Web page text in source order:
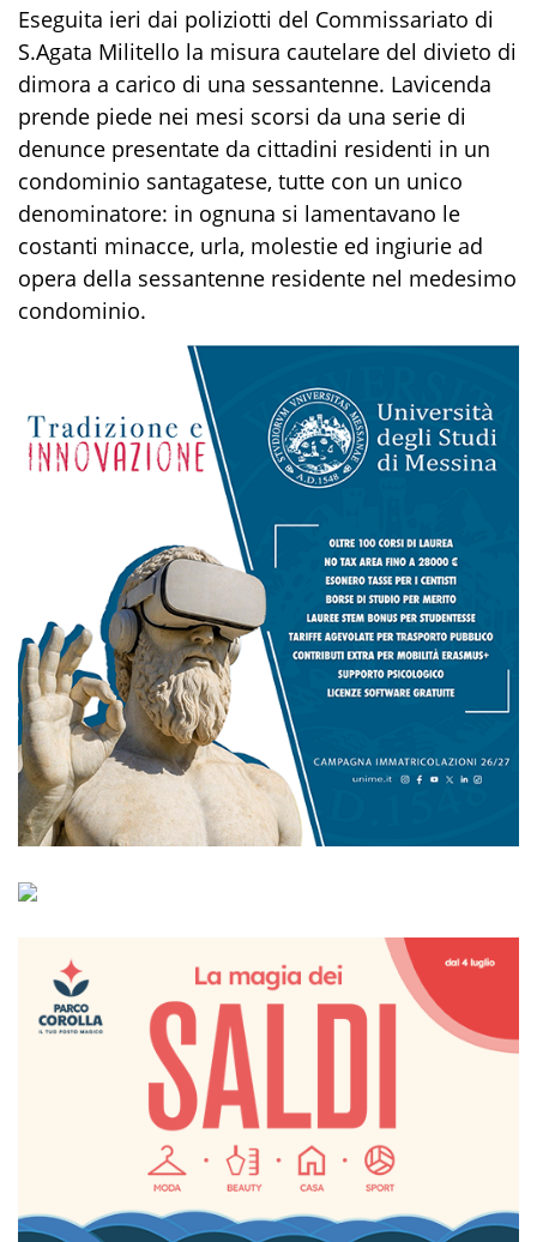
Eseguita ieri dai poliziotti del Commissariato di
S.Agata Militello la misura cautelare del divieto di
dimora a carico di una sessantenne. Lavicenda
prende piede nei mesi scorsi da una serie di
denunce presentate da cittadini residenti in un
condominio santagatese, tutte con un unico
denominatore: in ognuna si lamentavano le
costanti minacce, urla, molestie ed ingiurie ad
opera della sessantenne residente nel medesimo
condominio.